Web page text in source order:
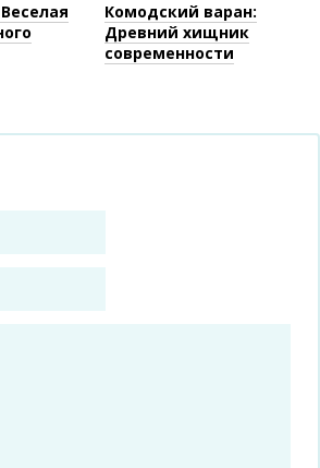
Комодский варан:
Древний хищник
современности